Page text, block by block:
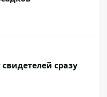
сразу